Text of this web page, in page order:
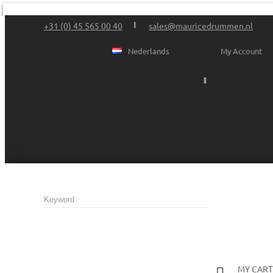
+31 (0) 45 565 00 40 sales@mauricedrummen.nl
My Account
Nederlands
MY CART